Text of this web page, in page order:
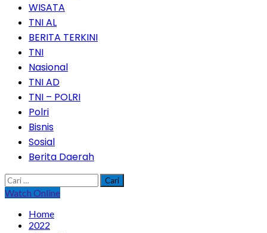
WISATA
TNI AL
BERITA TERKINI
TNI
Nasional
TNI AD
TNI – POLRI
Polri
Bisnis
Sosial
Berita Daerah
Cari
untuk:
Watch Online
Home
2022